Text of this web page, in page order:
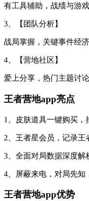
有工具辅助，战绩与游
3、【团队分析】
战局掌握，关键事件经
4、【营地社区】
爱上分享，热门主题讨
王者营地app亮点
1、皮肤道具一键购买，
2、王者星会员，记录王
3、全面对局数据深度解
4、屏蔽来电，对局先知
王者营地app优势